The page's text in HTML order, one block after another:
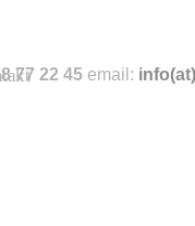
77 22 45 email: info